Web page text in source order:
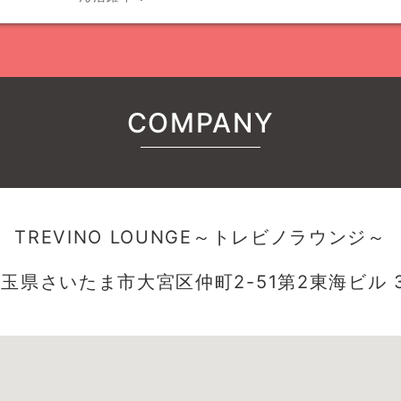
COMPANY
TREVINO LOUNGE～トレビノラウンジ～
県さいたま市大宮区仲町2-51第2東海ビル